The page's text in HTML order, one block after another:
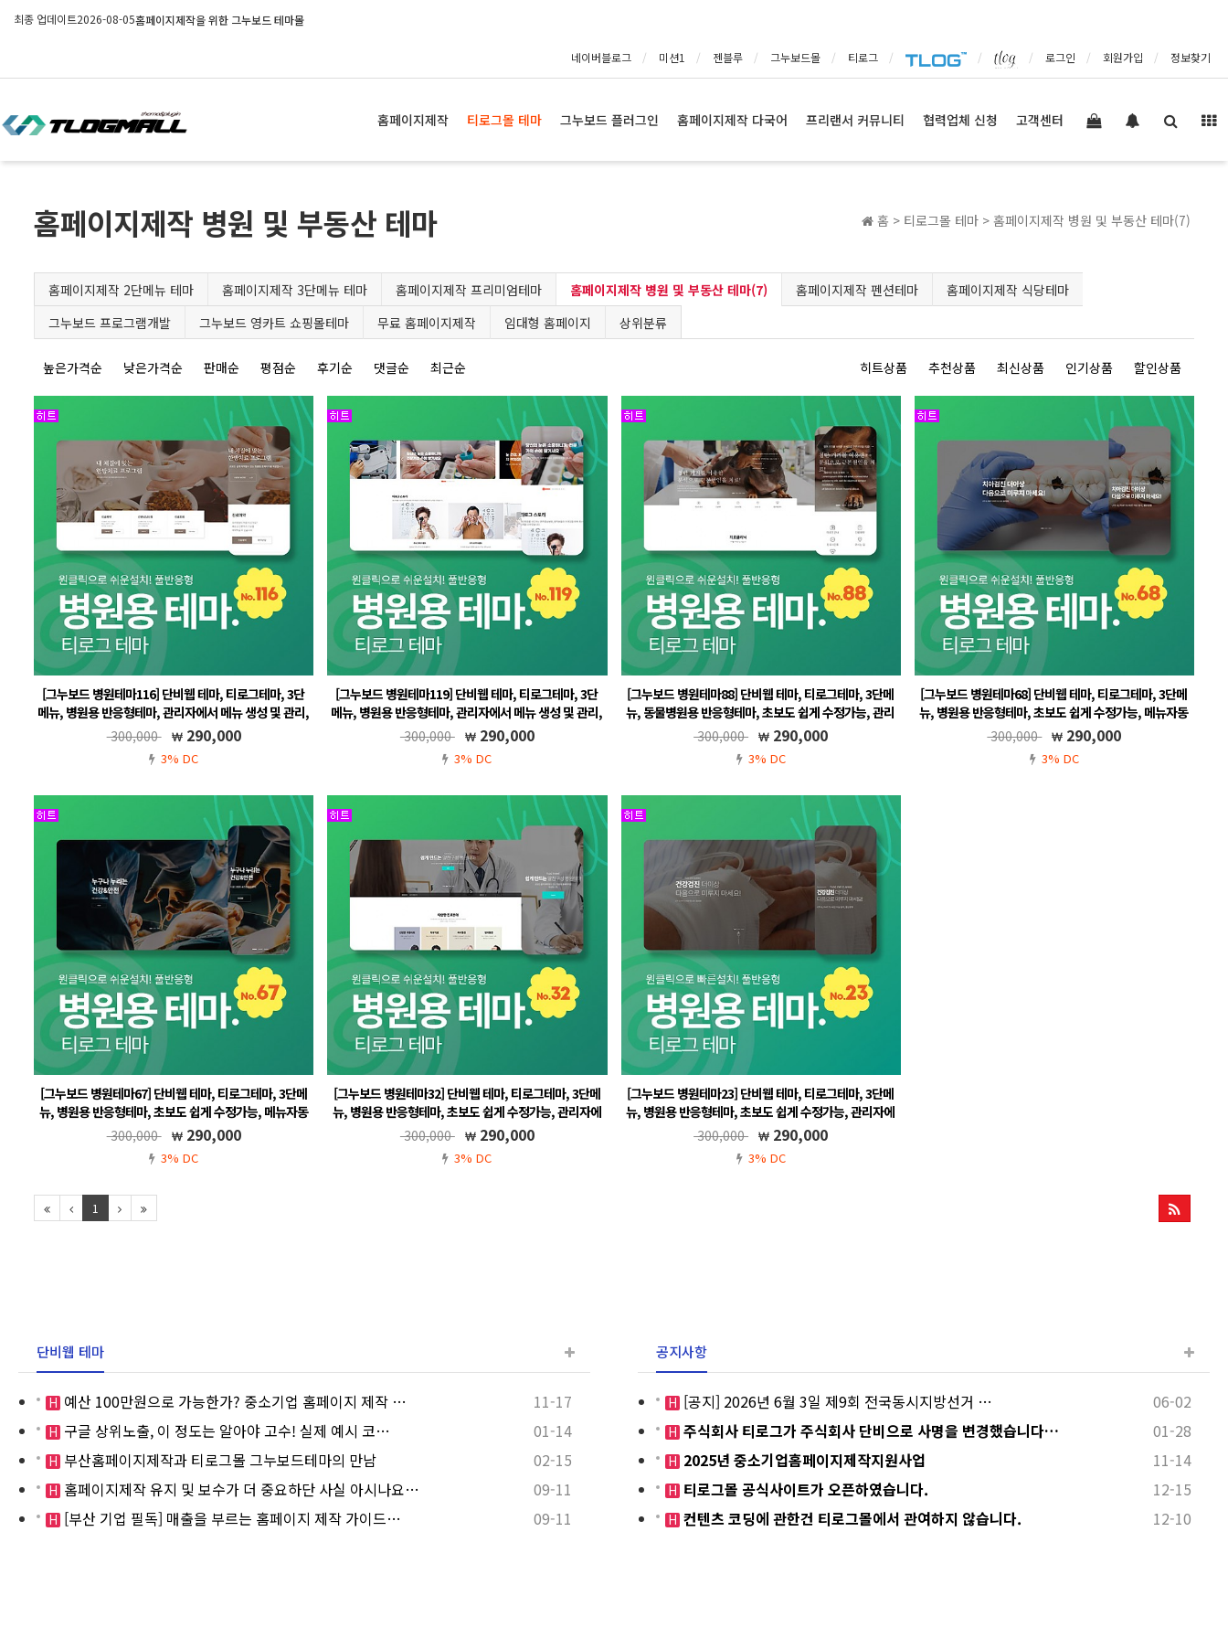
최종 업데이트2026-08-05홈페이지제작을 위한 그누보드 테마몰
네이버블로그 미션1 젠블루 그누보드몰 티로그 로그인 회원가입 정보찾기
홈페이지제작 티로그몰 테마 그누보드 플러그인 홈페이지제작 다국어 프리랜서 커뮤니티 협력업체 신청 고객센터
홈 > 티로그몰 테마 > 홈페이지제작 병원 및 부동산 테마(7)
홈페이지제작 병원 및 부동산 테마
홈페이지제작 2단메뉴 테마 홈페이지제작 3단메뉴 테마 홈페이지제작 프리미엄테마 홈페이지제작 병원 및 부동산 테마(7) 홈페이지제작 펜션테마
홈페이지제작 식당테마
그누보드 프로그램개발
그누보드 영카트 쇼핑몰테마 무료 홈페이지제작 임대형 홈페이지 상위분류
높은가격순 낮은가격순 판매순 평점순 후기순 댓글순 최근순 히트상품 추천상품 최신상품 인기상품 할인상품
[그누보드 병원테마116] 단비웹 테마, 티로그테마, 3단
메뉴, 병원용 반응형테마, 관리자에서 메뉴 생성 및 관리,
풀반응형, 온라인 예약포함, 한의원, 치과 ,안과 ,피부과,
필라테스
그누보드5.5, 풀반응형, 무료A/S, 메뉴 자동생성
300,000 290,000
3% DC
[그누보드 병원테마119] 단비웹 테마, 티로그테마, 3단
메뉴, 병원용 반응형테마, 관리자에서 메뉴 생성 및 관리,
풀반응형, 온라인 예약포함, 한의원, 치과 ,안과 ,피부과,
필라테스
그누보드5.5, 풀반응형, 무료A/S, 메뉴 자동생성
300,000 290,000
3% DC
[그누보드 병원테마88] 단비웹 테마, 티로그테마, 3단메
뉴, 동물병원용 반응형테마, 초보도 쉽게 수정가능, 관리
자에서 메뉴 생성 및 관리, 풀반응형, 온라인 예약포함 ,
치과 ,안과 ,피부과, 필라테스
그누보드5.5, 풀반응형, 무료A/S, 메뉴 자동생성
300,000 290,000
3% DC
[그누보드 병원테마68] 단비웹 테마, 티로그테마, 3단메
뉴, 병원용 반응형테마, 초보도 쉽게 수정가능, 메뉴자동
생성, 풀반응형, 온라인 예약포함
그누보드5.5, 풀반응형, 무료A/S, 메뉴 자동생성
300,000 290,000
3% DC
[그누보드 병원테마67] 단비웹 테마, 티로그테마, 3단메
뉴, 병원용 반응형테마, 초보도 쉽게 수정가능, 메뉴자동
생성, 풀반응형, 온라인 예약포함
그누보드5.5, 풀반응형, 무료A/S, 메뉴 자동생성
300,000 290,000
3% DC
[그누보드 병원테마32] 단비웹 테마, 티로그테마, 3단메
뉴, 병원용 반응형테마, 초보도 쉽게 수정가능, 관리자에
서 메뉴 생성 및 관리, 풀반응형, 온라인 예약포함, 치과 ,
안과 ,피부과, 필라테스
그누보드5.5, 풀반응형, 무료A/S, 메뉴 자동생성
300,000 290,000
3% DC
[그누보드 병원테마23] 단비웹 테마, 티로그테마, 3단메
뉴, 병원용 반응형테마, 초보도 쉽게 수정가능, 관리자에
서 메뉴 생성 및 관리, 풀반응형, 온라인 예약포함, 치과 ,
안과 ,피부과, 동물
그누보드5.5, 풀반응형, 무료A/S, 메뉴 자동생성
300,000 290,000
3% DC
1
단비웹 테마
H 예산 100만원으로 가능한가? 중소기업 홈페이지 제작 … 11-17
H 구글 상위노출, 이 정도는 알아야 고수! 실제 예시 코… 01-14
H 부산홈페이지제작과 티로그몰 그누보드테마의 만남 02-15
H 홈페이지제작 유지 및 보수가 더 중요하단 사실 아시나요… 09-11
H [부산 기업 필독] 매출을 부르는 홈페이지 제작 가이드… 09-11
공지사항
H [공지] 2026년 6월 3일 제9회 전국동시지방선거 … 06-02
H 주식회사 티로그가 주식회사 단비으로 사명을 변경했습니다… 01-28
H 2025년 중소기업홈페이지제작지원사업 11-14
H 티로그몰 공식사이트가 오픈하였습니다. 12-15
H 컨텐츠 코딩에 관한건 티로그몰에서 관여하지 않습니다. 12-10